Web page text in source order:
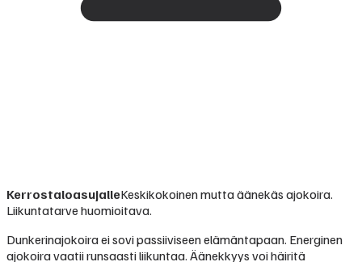
KerrostaloasujalleKeskikokoinen mutta äänekäs ajokoira.
Liikuntatarve huomioitava.
Dunkerinajokoira ei sovi passiiviseen elämäntapaan. Energinen
ajokoira vaatii runsaasti liikuntaa. Äänekkyys voi häiritä